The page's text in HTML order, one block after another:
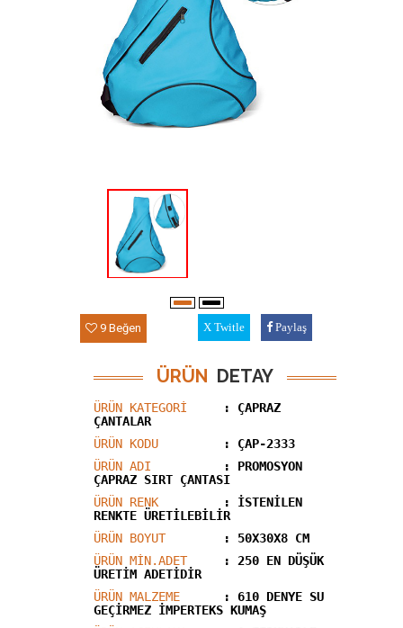
9 Beğen Paylaş
Twitle
ÜRÜN DETAY
ÜRÜN KATEGORİ
: ÇAPRAZ
ÇANTALAR
ÜRÜN KODU
: ÇAP-2333
ÜRÜN ADI
: PROMOSYON
ÇAPRAZ SIRT ÇANTASI
ÜRÜN RENK
: İSTENİLEN
RENKTE ÜRETİLEBİLİR
ÜRÜN BOYUT
: 50X30X8 CM
ÜRÜN MİN.ADET
: 250 EN DÜŞÜK
ÜRETİM ADETİDİR
ÜRÜN MALZEME
: 610 DENYE SU
GEÇIRMEZ İMPERTEKS KUMAŞ